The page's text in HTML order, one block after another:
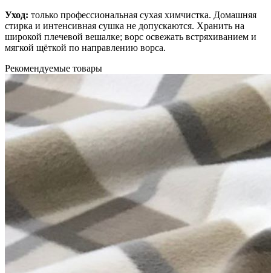
Уход: только профессиональная сухая химчистка. Домашняя
стирка и интенсивная сушка не допускаются. Хранить на
широкой плечевой вешалке; ворс освежать встряхиванием и
мягкой щёткой по направлению ворса.
Рекомендуемые товары